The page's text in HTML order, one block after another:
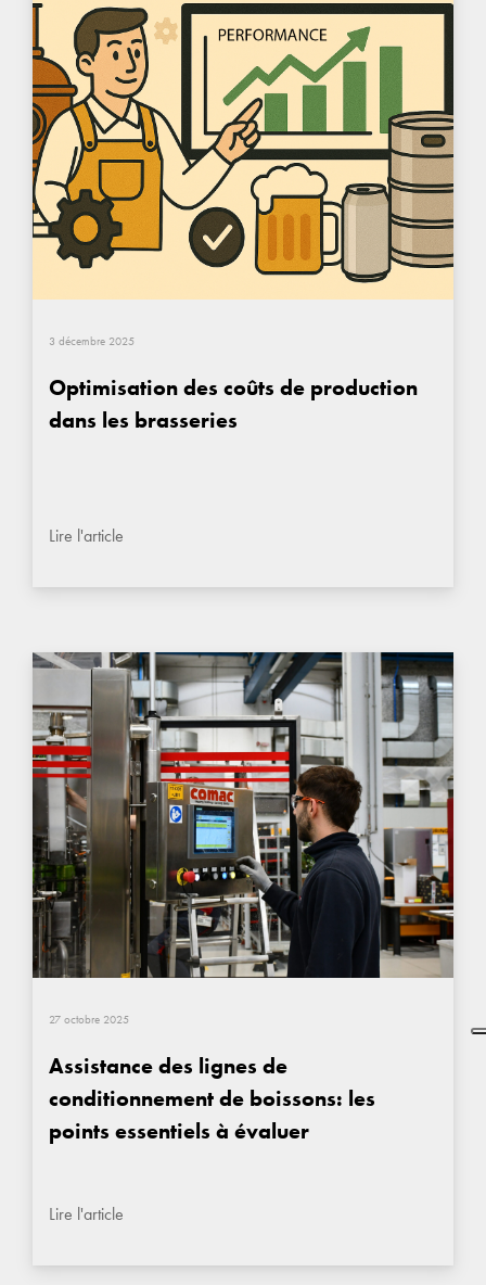
3 décembre 2025
Optimisation des coûts de production
dans les brasseries
Lire l'article
27 octobre 2025
Assistance des lignes de
conditionnement de boissons: les
points essentiels à évaluer
Lire l'article